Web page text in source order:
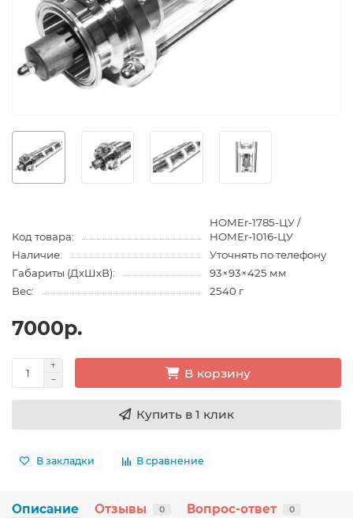
Код товара:
HOMEr-1785-ЦУ /
HOMEr-1016-ЦУ
Наличие:
Уточнять по телефону
Габариты (ДхШхВ):
93×93×425 мм
Вес:
2540 г
7000р.
В корзину
Купить в 1 клик
В закладки В сравнение
Описание Отзывы 0 Вопрос-ответ 0